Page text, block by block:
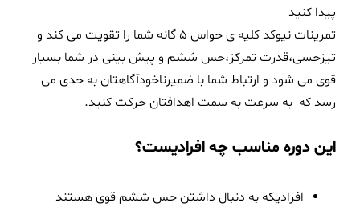
پیدا کنید
تمرینات نیوکد کلیه ی حواس 5 گانه شما را تقویت می کند و
تیزحسی،قدرت تمرکز،حس ششم و پیش بینی در شما بسیار
قوی می شود و ارتباط شما با ضمیرناخودآگاهتان به حدی می
رسد که به سرعت به سمت اهدافتان حرکت کنید.
این دوره مناسب چه افرادیست؟
افرادیکه به دنبال داشتن حس ششم قوی هستند